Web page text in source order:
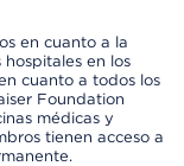
en cuanto a la
en los
cuanto a todos los
Foundation
médicas y
tienen acceso a